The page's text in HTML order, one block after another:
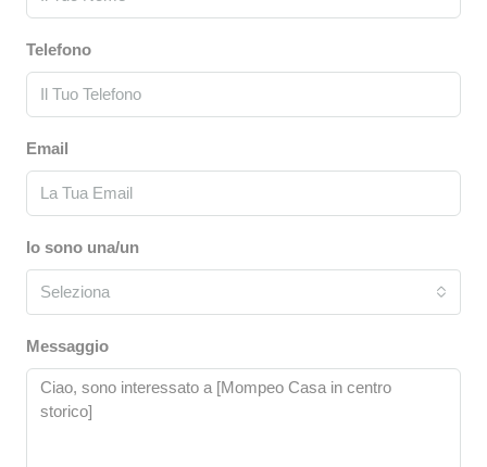
Telefono
Email
Io sono una/un
Seleziona
Messaggio